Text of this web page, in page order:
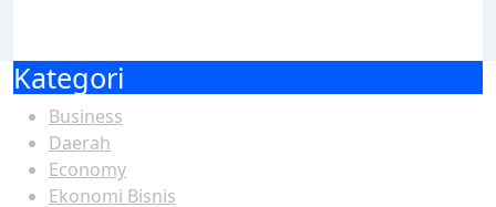
Kategori
Business
Daerah
Economy
Ekonomi Bisnis